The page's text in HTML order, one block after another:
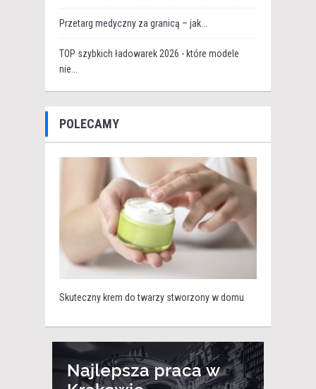
Przetarg medyczny za granicą – jak...
TOP szybkich ładowarek 2026 - które modele
nie...
POLECAMY
Skuteczny krem do twarzy stworzony w domu